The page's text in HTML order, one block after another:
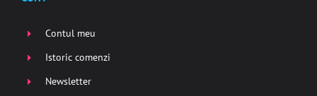
Contul meu
Istoric comenzi
Newsletter